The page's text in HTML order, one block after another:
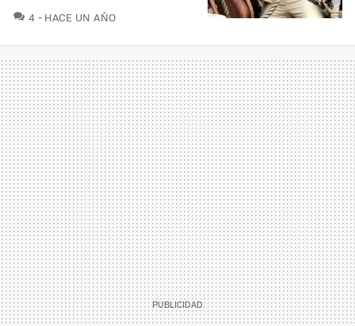
4 COMENTARIOS
HACE UN AÑO